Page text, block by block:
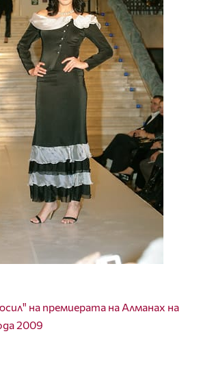
на премиерата на Алманах на
2009